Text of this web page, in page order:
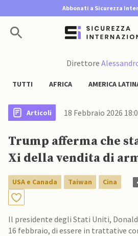
Abbonati a Sicurezza
Direttore
TUTTI AFRICA AMERICA
Articoli 18 Febbraio 2026
Trump afferma che
Xi della vendita di
USA e Canada Taiwan Cina
Il presidente degli Stati Uniti,
16 febbraio, di essere in trattative